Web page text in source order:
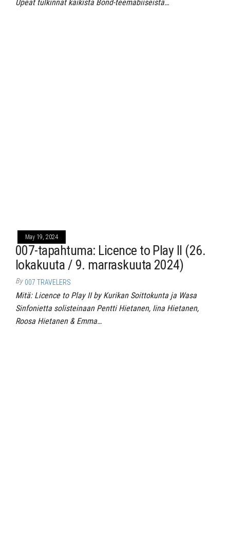
Upeat tulkinnat kaikista Bond-teemabiiseistä…
May 19, 2024
007-tapahtuma: Licence to Play II (26.
lokakuuta / 9. marraskuuta 2024)
By 007 TRAVELERS
Mitä: Licence to Play II by Kurikan Soittokunta ja Wasa
Sinfonietta solisteinaan Pentti Hietanen, Iina Hietanen,
Roosa Hietanen & Emma…